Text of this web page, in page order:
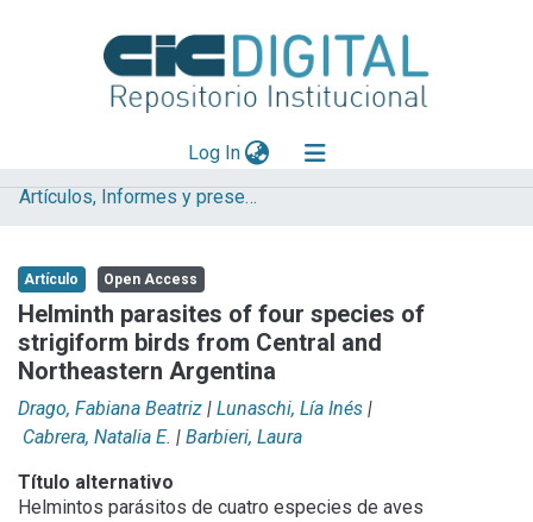
Log In(current)
Explorar
Aportar material
Statistics
Artículos, Informes y presentaciones en Congresos (UNLP)
Artículo Open Access
Helminth parasites of four species of
strigiform birds from Central and
Northeastern Argentina
Drago, Fabiana Beatriz | Lunaschi, Lía Inés |
Cabrera, Natalia E. | Barbieri, Laura
Título alternativo
Helmintos parásitos de cuatro especies de aves